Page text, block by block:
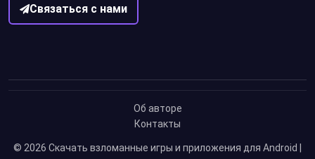
Связаться с нами
Об авторе
Контакты
© 2026 Скачать взломанные игры и приложения для Android |